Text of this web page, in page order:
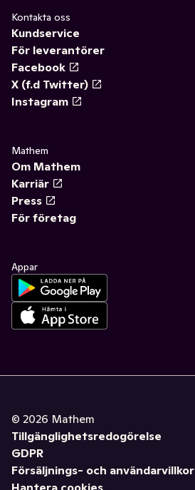
Kontakta oss
Kundservice
För leverantörer
Facebook
X (f.d Twitter)
Instagram
Mathem
Om Mathem
Karriär
Press
För företag
Appar
© 2026 Mathem
Tillgänglighetsredogörelse
GDPR
Försäljnings- och användarvillkor